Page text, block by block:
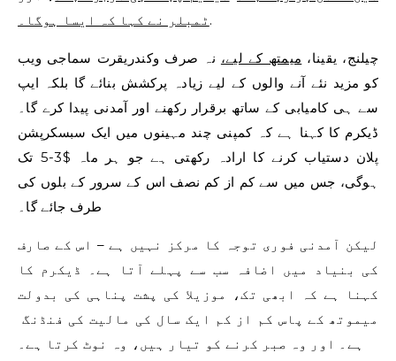
ٹمبلر نے کہا کہ ایسا ہوگا۔ .
چیلنج، یقینا، میمتھ کے لیے، نہ صرف وکندریقرت سماجی ویب
کو مزید نئے آنے والوں کے لیے زیادہ پرکشش بنائے گا بلکہ ایپ
سے ہی کامیابی کے ساتھ برقرار رکھنے اور آمدنی پیدا کرے گا۔
ڈیکرم کا کہنا ہے کہ کمپنی چند مہینوں میں ایک سبسکرپشن
پلان دستیاب کرنے کا ارادہ رکھتی ہے جو ہر ماہ $3-5 تک
ہوگی، جس میں سے کم از کم نصف اس کے سرور کے بلوں کی
طرف جائے گا۔
لیکن آمدنی فوری توجہ کا مرکز نہیں ہے – اس کے صارف
کی بنیاد میں اضافہ سب سے پہلے آتا ہے۔ ڈیکرم کا
کہنا ہے کہ ابھی تک، موزیلا کی پشت پناہی کی بدولت
میموتھ کے پاس کم از کم ایک سال کی مالیت کی فنڈنگ ​​
ہے۔ اور وہ صبر کرنے کو تیار ہیں، وہ نوٹ کرتا ہے۔